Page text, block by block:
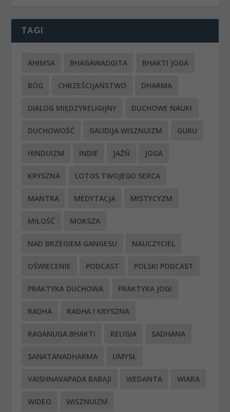
TAGI
AHIMSA BHAGAWADGITA BHAKTI JOGA
BÓG CHRZEŚCIJAŃSTWO DHARMA
DIALOG MIĘDZYRELIGIJNY DUCHOWE NAUKI
DUCHOWOŚĆ GAUDIJA WISZNUIZM GURU
HINDUIZM INDIE JAŹŃ JOGA
KRYSZNA LOTOS TWOJEGO SERCA
MANTRA MEDYTACJA MISTYCYZM
MIŁOŚĆ MOKSZA
NAD BRZEGIEM GANGESU NAUCZYCIEL
OŚWIECENIE PODCAST POLSKI PODCAST
PRAKTYKA DUCHOWA PRAKTYKA JOGI
RADHA RADHA I KRYSZNA
RAGANUGA BHAKTI RELIGIA SADHANA
SANATANADHARMA UMYSŁ
VAISHNAVAPADA BABAJI WEDANTA WIARA
WIDEO WISZNUIZM